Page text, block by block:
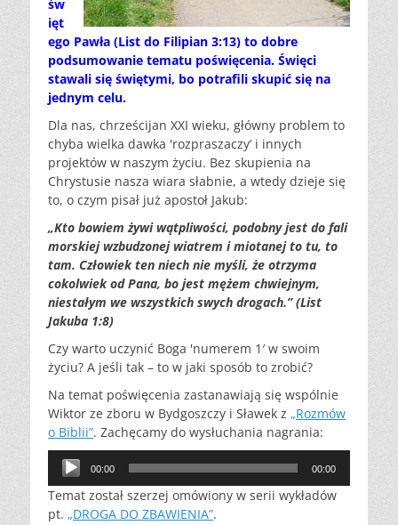
św
ięt
ego Pawła (List do Filipian 3:13) to dobre
podsumowanie tematu poświęcenia. Święci
stawali się świętymi, bo potrafili skupić się na
jednym celu.
Dla nas, chrześcijan XXI wieku, główny problem to
chyba wielka dawka 'rozpraszaczy’ i innych
projektów w naszym życiu. Bez skupienia na
Chrystusie nasza wiara słabnie, a wtedy dzieje się
to, o czym pisał już apostoł Jakub:
„Kto bowiem żywi wątpliwości, podobny jest do fali
morskiej wzbudzonej wiatrem i miotanej to tu, to
tam. Człowiek ten niech nie myśli, że otrzyma
cokolwiek od Pana, bo jest mężem chwiejnym,
niestałym we wszystkich swych drogach.” (List
Jakuba 1:8)
Czy warto uczynić Boga 'numerem 1′ w swoim
życiu? A jeśli tak – to w jaki sposób to zrobić?
Na temat poświęcenia zastanawiają się wspólnie
Wiktor ze zboru w Bydgoszczy i Sławek z „Rozmów
o Biblii”. Zachęcamy do wysłuchania nagrania:
Odtwarzacz
plików
dźwiękowych
00:00 00:00
Temat został szerzej omówiony w serii wykładów
pt. „DROGA DO ZBAWIENIA”.